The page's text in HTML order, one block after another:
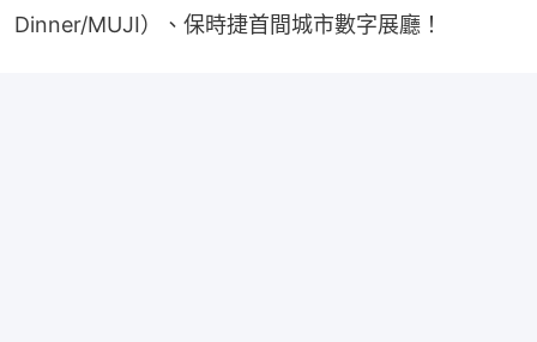
Dinner/MUJI）、保時捷首間城市數字展廳！